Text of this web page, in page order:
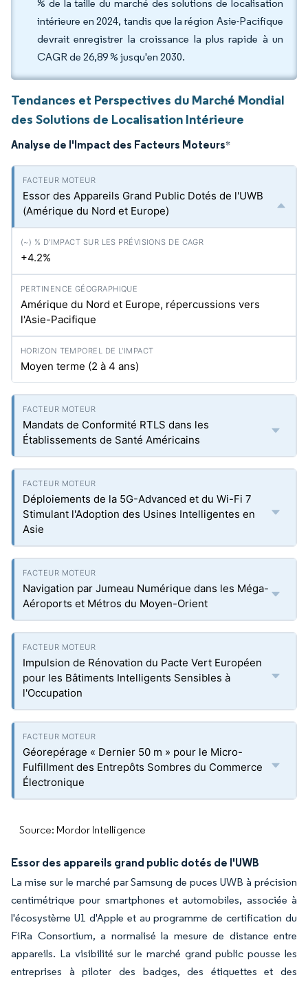
% de la taille du marché des solutions de localisation
intérieure en 2024, tandis que la région Asie-Pacifique
devrait enregistrer la croissance la plus rapide à un
CAGR de 26,89 % jusqu'en 2030.
Tendances et Perspectives du Marché Mondial
des Solutions de Localisation Intérieure
Analyse de l'Impact des Facteurs Moteurs*
Essor des Appareils Grand Public Dotés de l'UWB
(Amérique du Nord et Europe)
+4.2%
Amérique du Nord et Europe, répercussions vers
l'Asie-Pacifique
Moyen terme (2 à 4 ans)
Mandats de Conformité RTLS dans les
Établissements de Santé Américains
Déploiements de la 5G-Advanced et du Wi-Fi 7
Stimulant l'Adoption des Usines Intelligentes en
Asie
Navigation par Jumeau Numérique dans les Méga-
Aéroports et Métros du Moyen-Orient
Impulsion de Rénovation du Pacte Vert Européen
pour les Bâtiments Intelligents Sensibles à
l'Occupation
Géorepérage « Dernier 50 m » pour le Micro-
Fulfillment des Entrepôts Sombres du Commerce
Électronique
Source: Mordor Intelligence
Essor des appareils grand public dotés de l'UWB
La mise sur le marché par Samsung de puces UWB à précision
centimétrique pour smartphones et automobiles, associée à
l'écosystème U1 d'Apple et au programme de certification du
FiRa Consortium, a normalisé la mesure de distance entre
appareils. La visibilité sur le marché grand public pousse les
entreprises à piloter des badges, des étiquettes et des